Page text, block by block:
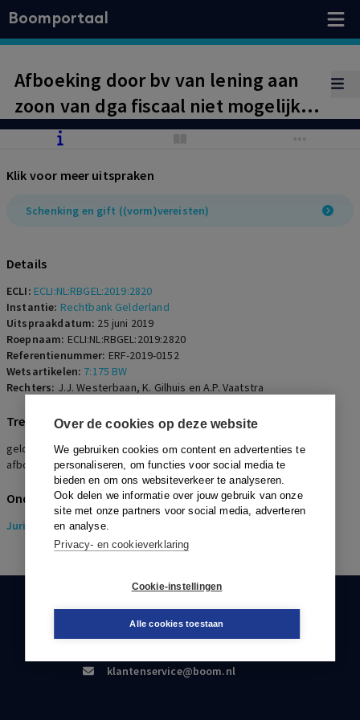
Over de cookies op deze website
We gebruiken cookies om content en advertenties te
personaliseren, om functies voor social media te
bieden en om ons websiteverkeer te analyseren.
Ook delen we informatie over jouw gebruik van onze
site met onze partners voor social media, adverteren
en analyse.
Privacy- en cookieverklaring
Cookie-instellingen
Alle cookies toestaan
Boomportaal
Afboeking door bv van lening aan
zoon van dga fiscaal niet mogelijk
wegens verstrekte zekerheden op
erfenis.
Klik voor meer uitspraken
Schenking en gift ((vorm)vereisten)
Details
ECLI: ECLI:NL:RBGEL:2019:2820
Instantie: Rechtbank Gelderland
Uitspraakdatum: 25 juni 2019
Roepnaam: ECLI:NL:RBGEL:2019:2820
Referentienummer: ERF-2019-0152
Wetsartikelen: 7:175 BW
Rechters: J.J. Westerbaan, K. Gilhuis en A.P. Vaatstra
Trefwoorden
geldlening, kwijtschelding, zekerheid, schenking, nalatenschap,
afboeking, vennootschapsbelasting, goed koopmansgebruik
Onderwerpen
Juridisch> Erfrecht
KLANTENSERVICE
088-0301000
klantenservice@boom.nl